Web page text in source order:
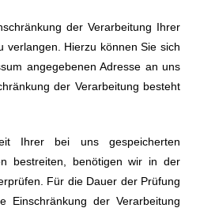
der Verarbeitung Ihrer
verlangen. Hierzu können Sie sich
angegebenen Adresse an uns
der Verarbeitung besteht
Ihrer bei uns gespeicherten
bestreiten, benötigen wir in der
Für die Dauer der Prüfung
Einschränkung der Verarbeitung